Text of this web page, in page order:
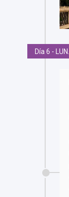
Día 6 - LUN.